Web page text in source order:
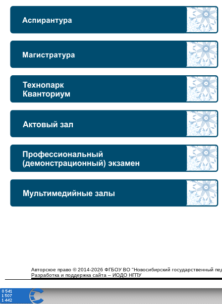
Авторское право © 2014-2026 ФГБОУ ВО "Новосибирский государственный
Разработка и поддержка сайта – ИОДО НГПУ